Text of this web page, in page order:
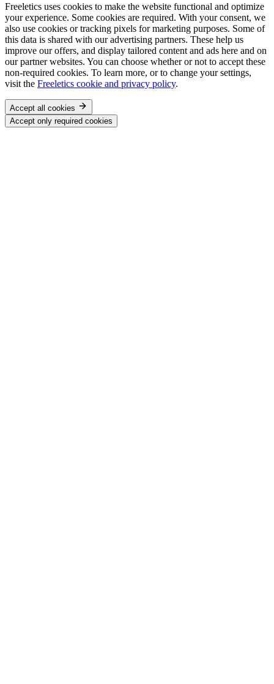
Freeletics uses cookies to make the website functional and optimize
your experience. Some cookies are required. With your consent, we
also use cookies or tracking pixels for marketing purposes. Some of
this data is shared with our advertising partners. These help us
improve our offers, and display tailored content and ads here and on
our partner websites. You can choose whether or not to accept these
non-required cookies. To learn more, or to change your settings,
visit the Freeletics cookie and privacy policy.
Accept all cookies
Accept only required cookies